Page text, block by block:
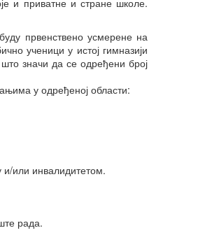
Националног тима у
и зелена
јерменски вебинар о
изградње
у области
одржани под
Националног тима у
и приватне и стране школе.
првенствено усмерене на
ученици у истој гимназији
значи да се одређени број
у одређеној области:
или инвалидитетом.
рада.